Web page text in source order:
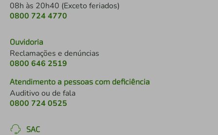
08h às 20h40 (Exceto feriados)
0800 724 4770
Ouvidoria
Reclamações e denúncias
0800 646 2519
Atendimento a pessoas com deficiência
Auditivo ou de fala
0800 724 0525
SAC